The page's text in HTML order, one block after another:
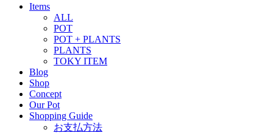
Items
ALL
POT
POT + PLANTS
PLANTS
TOKY ITEM
Blog
Shop
Concept
Our Pot
Shopping Guide
お支払方法